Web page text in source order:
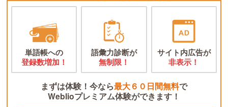
単語帳への
登録数増加！
語彙力診断が
無制限！
サイト内広告が
非表示！
まずは体験！今なら最大６０日間無料で
Weblioプレミアム体験ができます！